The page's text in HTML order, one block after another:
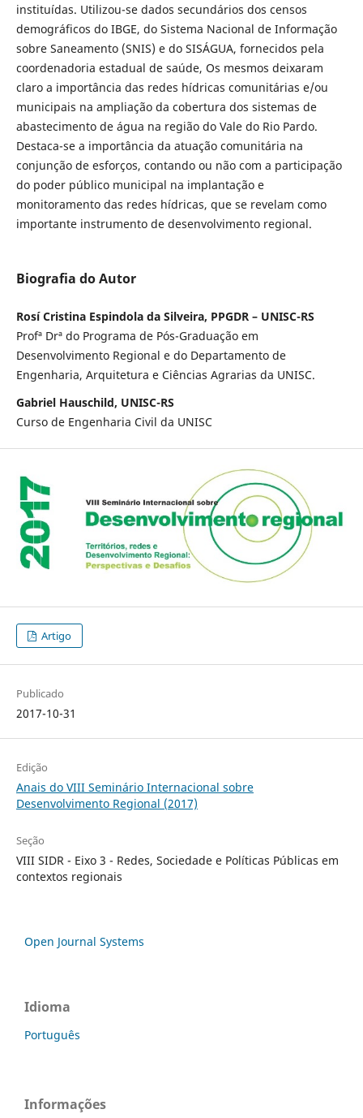
instituídas. Utilizou-se dados secundários dos censos
demográficos do IBGE, do Sistema Nacional de Informação
sobre Saneamento (SNIS) e do SISÁGUA, fornecidos pela
coordenadoria estadual de saúde, Os mesmos deixaram
claro a importância das redes hídricas comunitárias e/ou
municipais na ampliação da cobertura dos sistemas de
abastecimento de água na região do Vale do Rio Pardo.
Destaca-se a importância da atuação comunitária na
conjunção de esforços, contando ou não com a participação
do poder público municipal na implantação e
monitoramento das redes hídricas, que se revelam como
importante instrumento de desenvolvimento regional.
Biografia do Autor
Rosí Cristina Espindola da Silveira, PPGDR – UNISC-RS
Profª Drª do Programa de Pós-Graduação em
Desenvolvimento Regional e do Departamento de
Engenharia, Arquitetura e Ciências Agrarias da UNISC.
Gabriel Hauschild, UNISC-RS
Curso de Engenharia Civil da UNISC
Artigo
Publicado
2017-10-31
Edição
Anais do VIII Seminário Internacional sobre
Desenvolvimento Regional (2017)
Seção
VIII SIDR - Eixo 3 - Redes, Sociedade e Políticas Públicas em
contextos regionais
Open Journal Systems
Idioma
Português
Informações